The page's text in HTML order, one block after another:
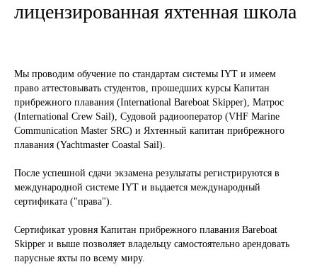
лицензированная яхтенная школа
Мы проводим обучение по стандартам системы IYT и имеем
право аттестовывать студентов, прошедших курсы Капитан
прибрежного плавания (International Bareboat Skipper), Матрос
(International Crew Sail), Судовой радиооператор (VHF Marine
Communication Master SRC) и Яхтенный капитан прибрежного
плавания (Yachtmaster Coastal Sail).
После успешной сдачи экзамена результаты регистрируются в
международной системе IYT и выдается международный
сертификата ("права").
Сертификат уровня Капитан прибрежного плавания Bareboat
Skipper и выше позволяет владельцу самостоятельно арендовать
парусные яхты по всему миру.